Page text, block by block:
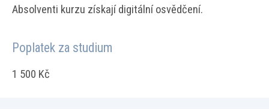
Absolventi kurzu získají digitální osvědčení.
Poplatek za studium
1 500 Kč